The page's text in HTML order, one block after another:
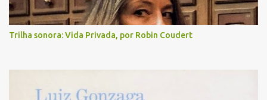
Trilha sonora: Vida Privada, por Robin Coudert